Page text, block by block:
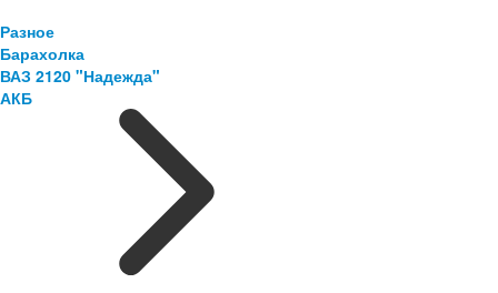
Разное
Барахолка
ВАЗ 2120 "Надежда"
АКБ